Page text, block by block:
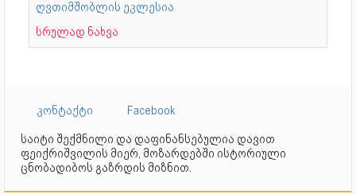
ღვთიმშობლის ეკლესია
სრულად ნახვა
კონტაქტი
Facebook
საიტი შექმნილი და დაფინანსებულია დავით
ფეიქრიშვილის მიერ, მოზარდებში ისტორიული
ცნობადიბოს გაზრდის მიზნით.